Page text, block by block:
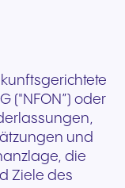
("NFON”) oder
und
die
Ziele des